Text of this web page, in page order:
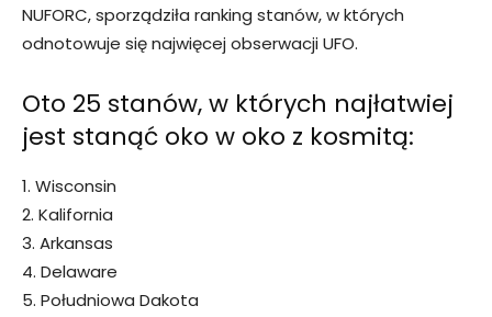
NUFORC, sporządziła ranking stanów, w których
odnotowuje się najwięcej obserwacji UFO.
Oto 25 stanów, w których najłatwiej
jest stanąć oko w oko z kosmitą:
1. Wisconsin
2. Kalifornia
3. Arkansas
4. Delaware
5. Południowa Dakota